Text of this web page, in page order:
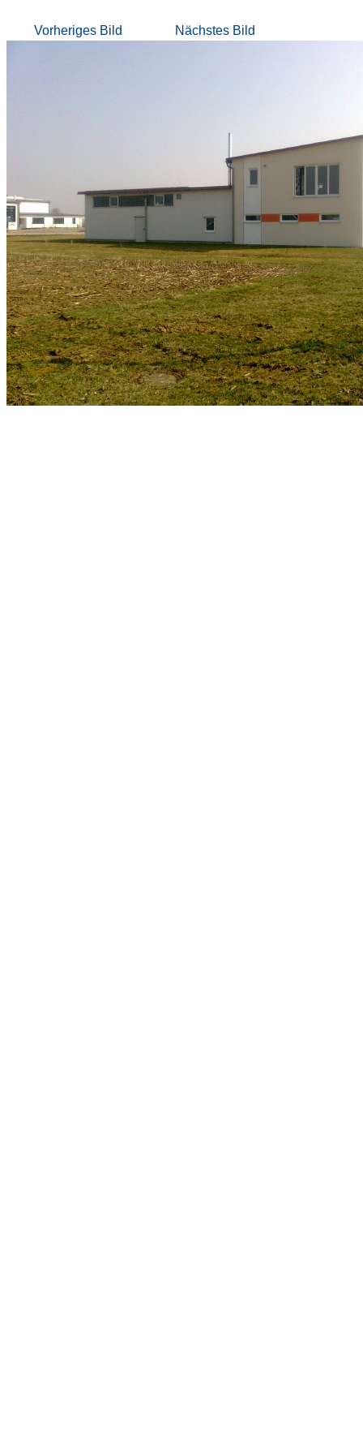
Vorheriges Bild Nächstes Bild